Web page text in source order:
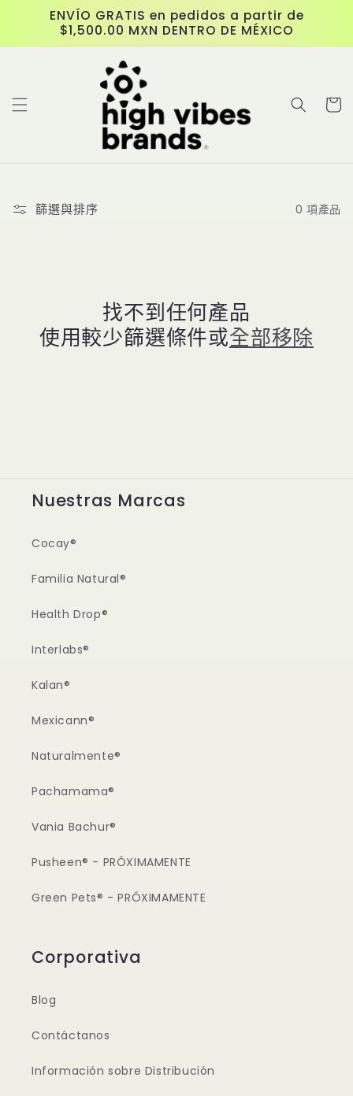
跳至內ENVÍO GRATIS en pedidos a partir de
$1,500.00 MXN DENTRO DE MÉXICO
物
篩選與排序 0 項產品
找不到任何產品
使用較少篩選條件或全部移除
Nuestras Marcas
Cocay®
Familia Natural®
Health Drop®
Interlabs®
Kalan®
Mexicann®
Naturalmente®
Pachamama®
Vania Bachur®
Pusheen® - PRÓXIMAMENTE
Green Pets® - PRÓXIMAMENTE
Corporativa
Blog
Contáctanos
Información sobre Distribución